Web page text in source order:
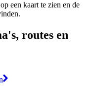
een kaart te zien en de
routes en